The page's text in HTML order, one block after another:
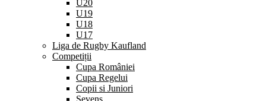
U20
U19
U18
U17
Liga de Rugby Kaufland
Competiții
Cupa României
Cupa Regelui
Copii si Juniori
Sevens